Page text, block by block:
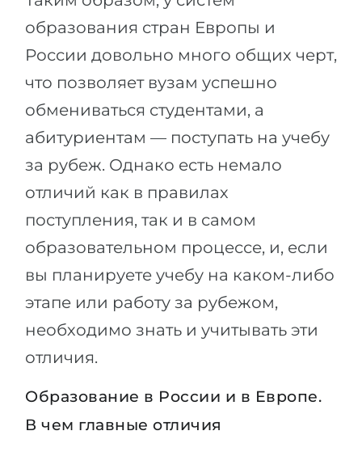
образования стран Европы и
России довольно много общих черт,
что позволяет вузам успешно
обмениваться студентами, а
абитуриентам — поступать на учебу
за рубеж. Однако есть немало
отличий как в правилах
поступления, так и в самом
образовательном процессе, и, если
вы планируете учебу на каком-либо
этапе или работу за рубежом,
необходимо знать и учитывать эти
отличия.
Образование в России и в Европе.
В чем главные отличия